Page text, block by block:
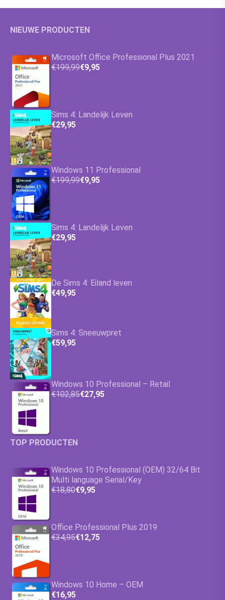
NIEUWE PRODUCTEN
Microsoft Office Professional Plus 2021
€199,99€9,95
Sims 4: Landelijk Leven
€29,95
Windows 11 Professional
€199,99€9,95
Sims 4: Landelijk Leven
€29,95
De Sims 4: Eiland leven
€49,95
Sims 4: Sneeuwpret
€59,95
Windows 10 Professional – Retail
€102,85€27,95
TOP PRODUCTEN
Windows 10 Professional (OEM) 32/64 Bit
Multi language Serial/Key
€18,80€9,95
Office Professional Plus 2019
€34,95€12,75
Windows 10 Home – OEM
€16,95